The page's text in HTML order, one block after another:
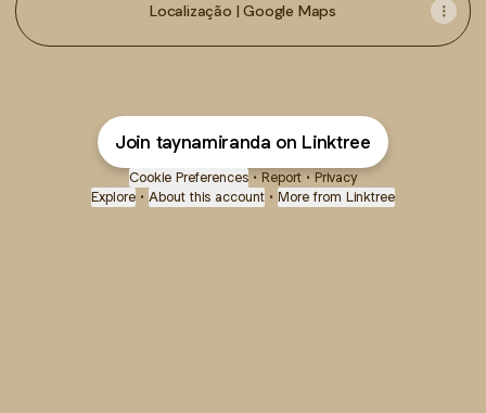
Localização | Google Maps
Join taynamiranda on Linktree
Cookie Preferences • Report • Privacy
Explore • About this account • More from Linktree